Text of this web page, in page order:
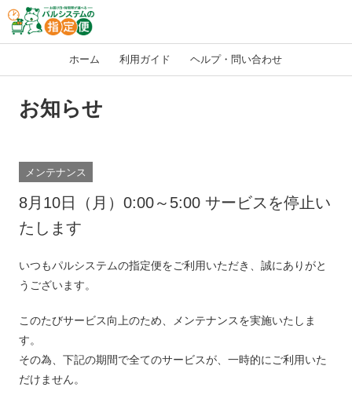
ホーム 利用ガイド ヘルプ・問い合わせ
お知らせ
メンテナンス
8月10日（月）0:00～5:00 サービスを停止い
たします
いつもパルシステムの指定便をご利用いただき、誠にありがと
うございます。
このたびサービス向上のため、メンテナンスを実施いたしま
す。
その為、下記の期間で全てのサービスが、一時的にご利用いた
だけません。